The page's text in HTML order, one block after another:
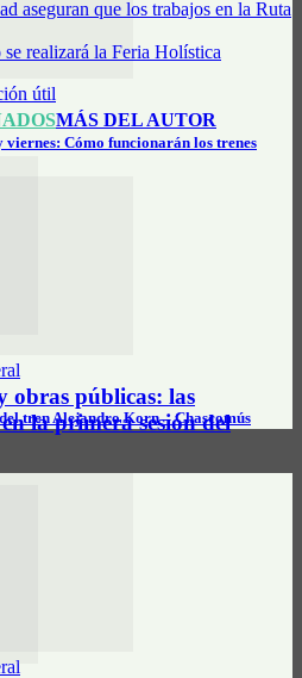
útil
viernes: Cómo funcionarán los trenes
tren Alejandro Korn – Chascomús
aseguran que los trabajos en la Ruta
se realizará la Feria Holística
MÁS DEL AUTOR
obras públicas: las
la primera sesión del